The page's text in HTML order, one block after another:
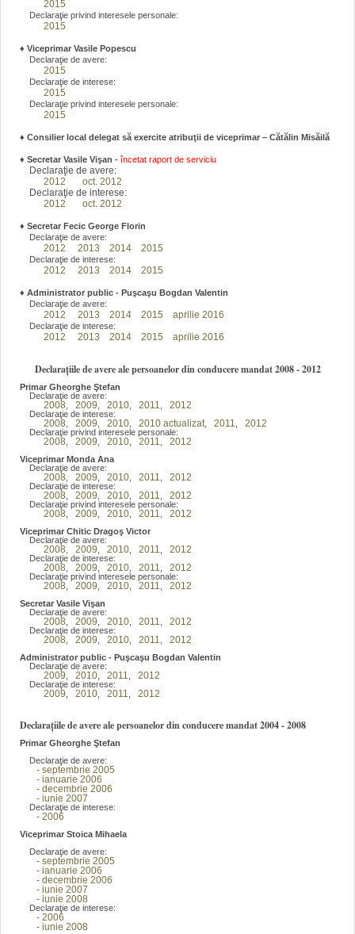
2015
Declaraţie privind interesele personale:
2015
♦ Viceprimar Vasile Popescu
Declaraţie de avere:
2015
Declaraţie de interese:
2015
Declaraţie privind interesele personale:
2015
♦ Consilier local delegat să exercite atribuţii de viceprimar – Cătălin Misăilă
♦ Secretar Vasile Vişan - încetat raport de serviciu
Declaraţie de avere:
2012
oct. 2012
Declaraţie de interese:
2012
oct. 2012
♦ Secretar Fecic George Florin
Declaraţie de avere:
2012 2013 2014 2015
Declaraţie de interese:
2012 2013 2014 2015
♦ Administrator public - Puşcaşu Bogdan Valentin
Declaraţie de avere:
2012 2013 2014 2015 aprilie 2016
Declaraţie de interese:
2012 2013 2014 2015 aprilie 2016
Declarațiile de avere ale persoanelor din conducere mandat 2008 - 2012
Primar Gheorghe Ştefan
Declaraţie de avere:
2008 2009 2010 2011 2012
Declaraţie de interese:
2008 2009 2010 2010 actualizat 2011 2012
Declaraţie privind interesele personale:
2008 2009 2010 2011 2012
Viceprimar Monda Ana
Declaraţie de avere:
2008 2009 2010 2011 2012
Declaraţie de interese:
2008 2009 2010 2011 2012
Declaraţie privind interesele personale:
2008 2009 2010 2011 2012
Viceprimar Chitic Dragoş Victor
Declaraţie de avere:
2008 2009 2010 2011 2012
Declaraţie de interese:
2008 2009 2010 2011 2012
Declaraţie privind interesele personale:
2008 2009 2010 2011 2012
Secretar Vasile Vişan
Declaraţie de avere:
2008 2009 2010 2011 2012
Declaraţie de interese:
2008 2009 2010 2011 2012
Administrator public - Puşcaşu Bogdan Valentin
Declaraţie de avere:
2009 2010 2011 2012
Declaraţie de interese:
2009 2010 2011 2012
Declarațiile de avere ale persoanelor din conducere mandat 2004 - 2008
Primar Gheorghe Ştefan
Declaraţie de avere:
- septembrie 2005
- ianuarie 2006
- decembrie 2006
- iunie 2007
Declaraţie de interese:
- 2006
Viceprimar Stoica Mihaela
Declaraţie de avere:
- septembrie 2005
- ianuarie 2006
- decembrie 2006
- iunie 2007
- iunie 2008
Declaraţie de interese:
- 2006
- iunie 2008